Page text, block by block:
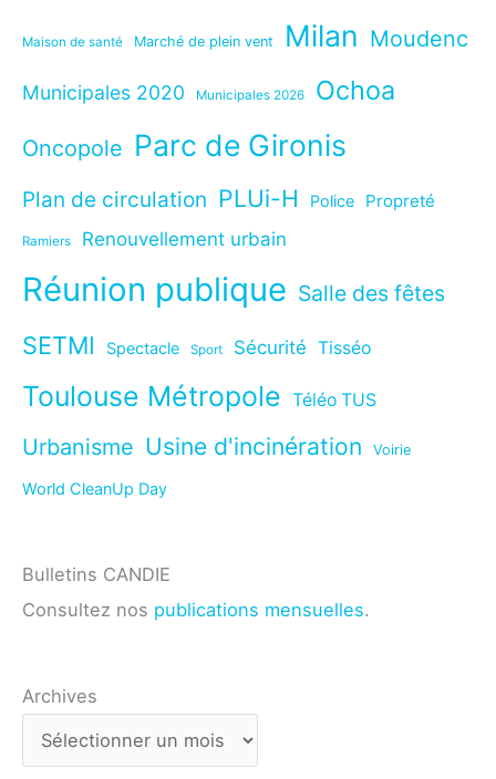
Maison de santé Marché de plein vent Milan Moudenc
Municipales 2020 Municipales 2026 Ochoa
Oncopole Parc de Gironis
Plan de circulation PLUi-H Police Propreté
Ramiers Renouvellement urbain
Réunion publique Salle des fêtes
SETMI Spectacle Sport Sécurité Tisséo
Toulouse Métropole Téléo TUS
Urbanisme Usine d'incinération Voirie
World CleanUp Day
Bulletins CANDIE
Consultez nos publications mensuelles.
Archives